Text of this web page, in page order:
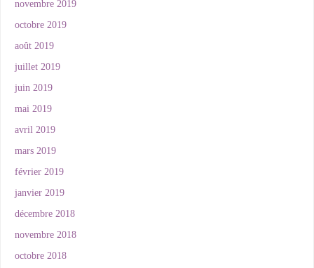
novembre 2019
octobre 2019
août 2019
juillet 2019
juin 2019
mai 2019
avril 2019
mars 2019
février 2019
janvier 2019
décembre 2018
novembre 2018
octobre 2018